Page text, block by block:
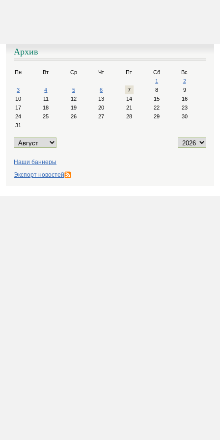
Архив
Пн Вт Ср Чт Пт Сб
Вс
1
2
3
4 5 6 7 8
9
10
11 12 13 14 15
16
17
18 19 20 21 22
23
24
25 26 27 28 29
30
31
Наши баннеры
Экспорт новостей